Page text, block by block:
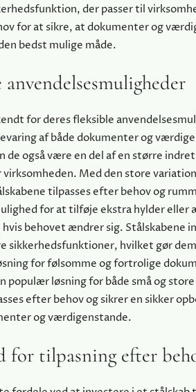
der passer til
for at sikre, at dokumenter og
bedst mulige måde.
for deres fleksible
af både dokumenter og
de også være en del af en større
Med den store
tilpasses efter behov og
for at tilføje ekstra hylder eller
behovet ændrer sig. Stålskabene
sikkerhedsfunktioner, hvilket gør
for følsomme og fortrolige
populær løsning for både små og
efter behov og sikrer en sikker
og værdigenstande.
for tilpasning efter